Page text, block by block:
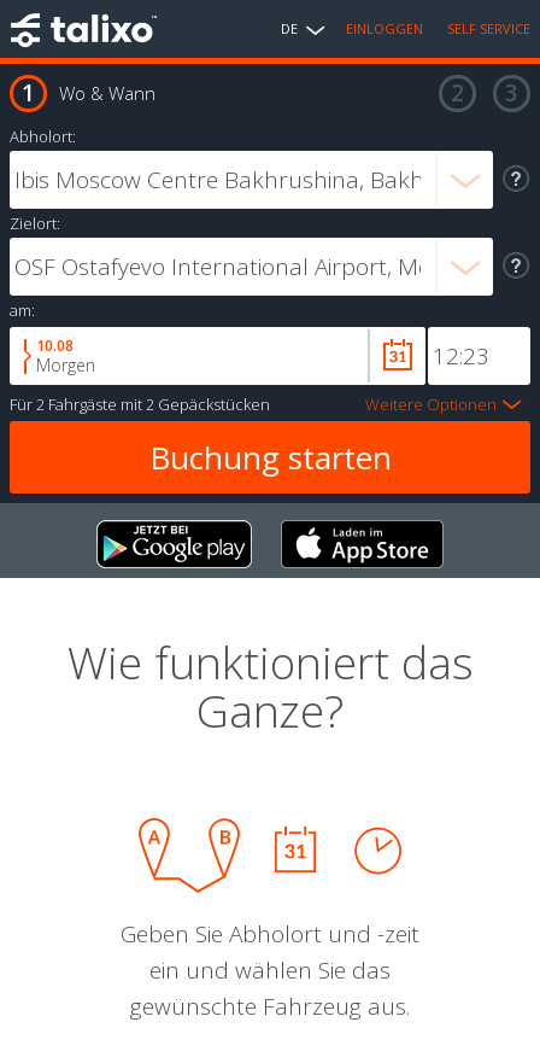
DE EINLOGGEN SELF SERVICE
Wo & Wann
Abholort:
Zielort:
am:
10.08
Morgen
Für2 Fahrgäste mit2 Gepäckstücken Weitere Optionen
Wie funktioniert das
Ganze?
Geben Sie Abholort und -zeit
ein und wählen Sie das
gewünschte Fahrzeug aus.